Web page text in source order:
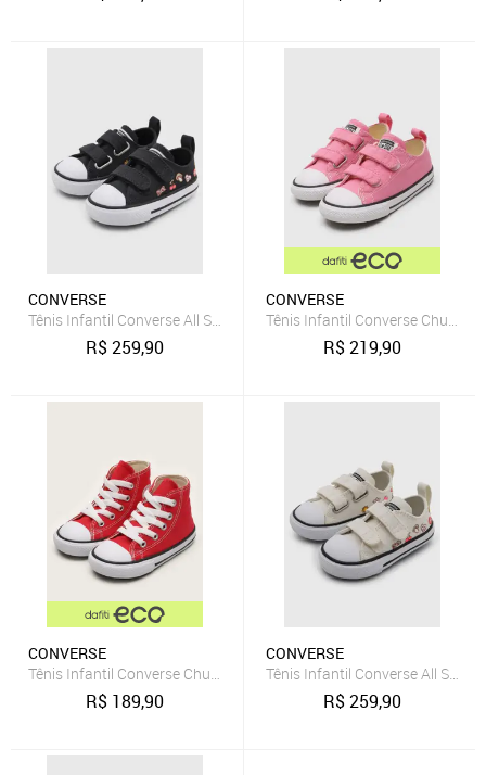
CONVERSE
Tênis Infantil Converse All Star Chuck Classic Preto
R$259,90
CONVERSE
Tênis Infantil Converse Chuck
R$219,90
CONVERSE
Tênis Infantil Converse Chuck Taylor All Star Vermelho
R$ 189,90
CONVERSE
Tênis Infantil Converse All Star
R$259,90